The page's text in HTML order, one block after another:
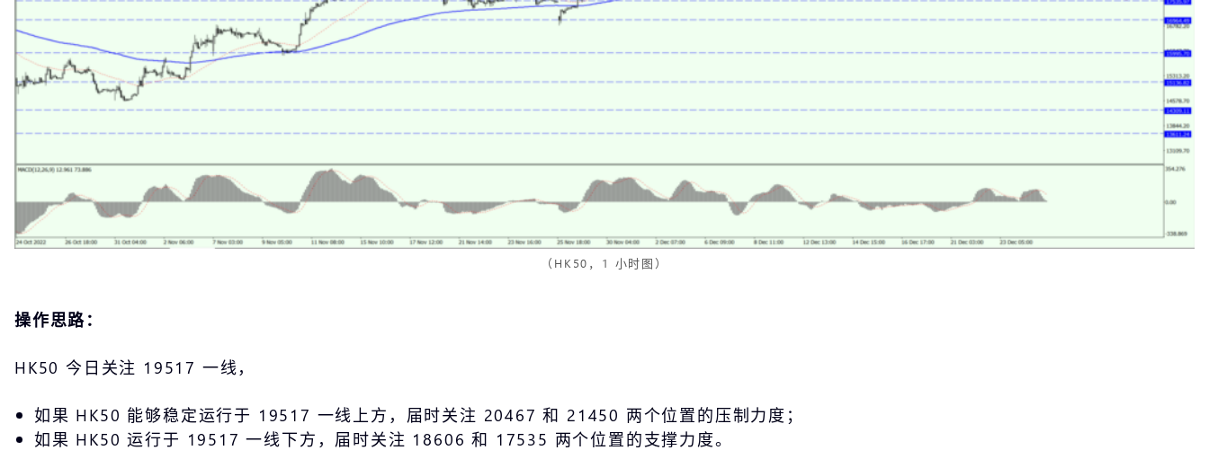
（HK50，1 小时图）
操作思路：
HK50 今日关注 19517 一线，
如果 HK50 能够稳定运行于 19517 一线上方，届时关注 20467 和 21450 两个位置的压制力度；
如果 HK50 运行于 19517 一线下方，届时关注 18606 和 17535 两个位置的支撑力度。